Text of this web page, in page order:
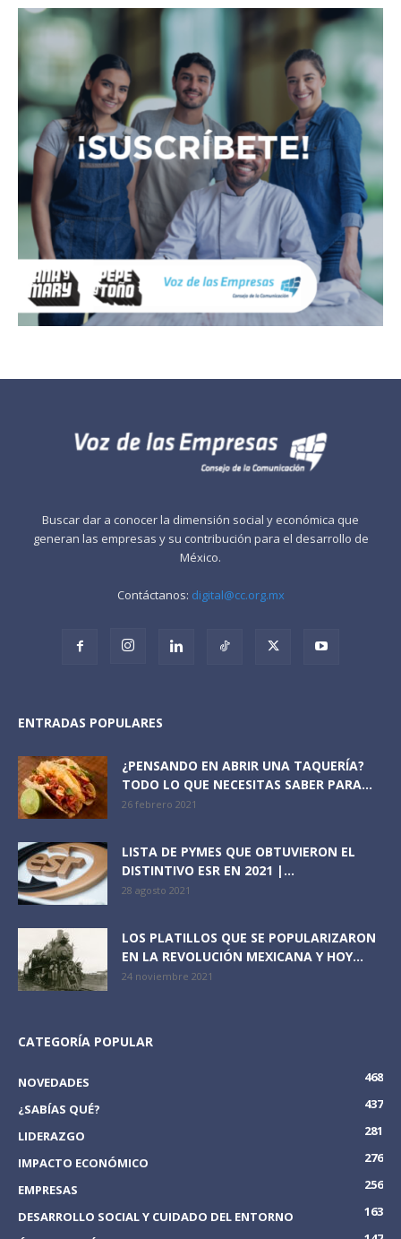
Buscar dar a conocer la dimensión social y económica que
generan las empresas y su contribución para el desarrollo de
México.
Contáctanos: digital@cc.org.mx
ENTRADAS POPULARES
¿PENSANDO EN ABRIR UNA TAQUERÍA?
TODO LO QUE NECESITAS SABER PARA...
26 febrero 2021
LISTA DE PYMES QUE OBTUVIERON EL
DISTINTIVO ESR EN 2021 |...
28 agosto 2021
LOS PLATILLOS QUE SE POPULARIZARON
EN LA REVOLUCIÓN MEXICANA Y HOY...
24 noviembre 2021
CATEGORÍA POPULAR
NOVEDADES
468
¿SABÍAS QUÉ?
437
LIDERAZGO
281
IMPACTO ECONÓMICO
276
EMPRESAS
256
DESARROLLO SOCIAL Y CUIDADO DEL ENTORNO
163